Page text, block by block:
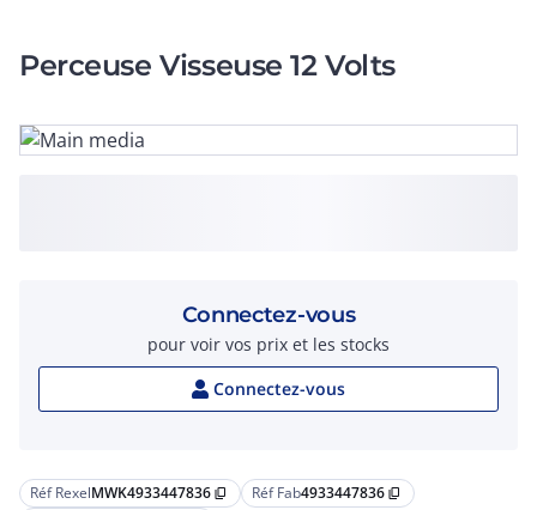
Perceuse Visseuse 12 Volts
Réf RexelMWK4933447836 content_copy Réf Fab4933447836 content_copy
Connectez-vous
pour voir vos prix et les stocks
Connectez-vous